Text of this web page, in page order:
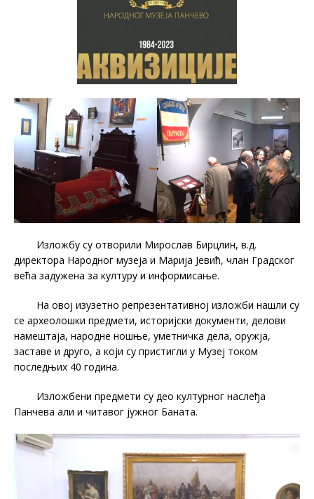
Изложбу су отворили Мирослав Бирцлин, в.д.
директора Народног музеја и Марија Јевић, члан Градског
већа задужена за културу и информисање.
На овој изузетно репрезентативној изложби нашли су
се археолошки предмети, историјски документи, делови
намештаја, народне ношње, уметничка дела, оружја,
заставе и друго, а који су пристигли у Музеј током
последњих 40 година.
Изложбени предмети су део културног наслеђа
Панчева али и читавог јужног Баната.